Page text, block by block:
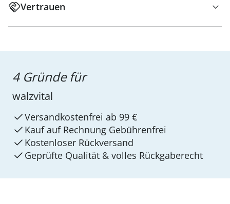
Vertrauen
4 Gründe für
walzvital
Versandkostenfrei ab 99 €
Kauf auf Rechnung Gebührenfrei
Kostenloser Rückversand
Geprüfte Qualität & volles Rückgaberecht